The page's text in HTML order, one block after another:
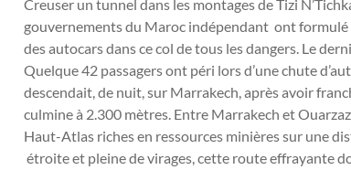
Creuser un tunnel dans les montages de Tizi
gouvernements du Maroc indépendant ont
des autocars dans ce col de tous les dangers. Le
Quelque 42 passagers ont péri lors d’une chute
descendait, de nuit, sur Marrakech, après avoir
culmine à 2.300 mètres. Entre Marrakech et
Haut-Atlas riches en ressources minières sur une
étroite et pleine de virages, cette route effrayante